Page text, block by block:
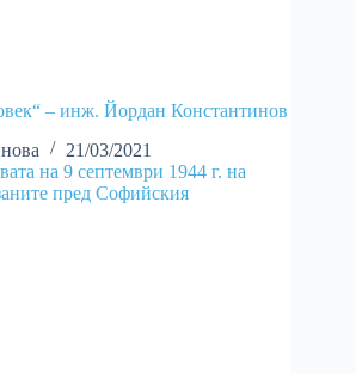
– инж. Йордан Константинов
21/03/2021